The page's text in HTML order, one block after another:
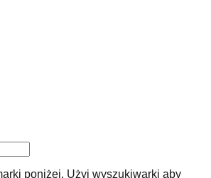
poniżej. Użyj wyszukiwarki aby